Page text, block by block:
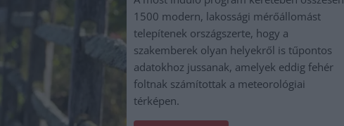
1500 modern, lakossági mérőállomást
telepítenek országszerte, hogy a
szakemberek olyan helyekről is tűpontos
adatokhoz jussanak, amelyek eddig fehér
foltnak számítottak a meteorológiai
térképen.